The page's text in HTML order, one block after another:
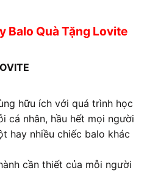
Balo Quà Tặng Lovite
hữu ích với quá trình học
cá nhân, hầu hết mọi người
hay nhiều chiếc balo khác
cần thiết của mỗi người